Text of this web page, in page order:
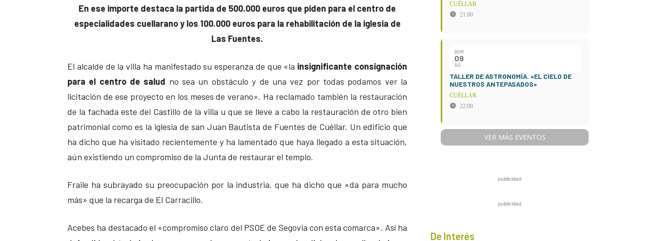
En ese importe destaca la partida de 500.000 euros que piden para el centro de
especialidades cuellarano y los 100.000 euros para la rehabilitación de la iglesia de
Las Fuentes.
El alcalde de la villa ha manifestado su esperanza de que «la insignificante consignación
para el centro de salud no sea un obstáculo y de una vez por todas podamos ver la
licitación de ese proyecto en los meses de verano». Ha reclamado también la restauración
de la fachada este del Castillo de la villa u que se lleve a cabo la restauración de otro bien
patrimonial como es la iglesia de san Juan Bautista de Fuentes de Cuéllar. Un edificio que
ha dicho que ha visitado recientemente y ha lamentado que haya llegado a esta situación,
aún existiendo un compromiso de la Junta de restaurar el templo.
Fraile ha subrayado su preocupación por la industria, que ha dicho que «da para mucho
más» que la recarga de El Carracillo.
Acebes ha destacado el «compromiso claro del PSOE de Segovia con esta comarca». Así ha
CUÉLLAR
21:00
DOM
09
AG
TALLER DE ASTRONOMÍA. «EL CIELO DE
NUESTROS ANTEPASADOS»
CUÉLLAR
22:00
VER MÁS EVENTOS
publicidad
publicidad
De Interés